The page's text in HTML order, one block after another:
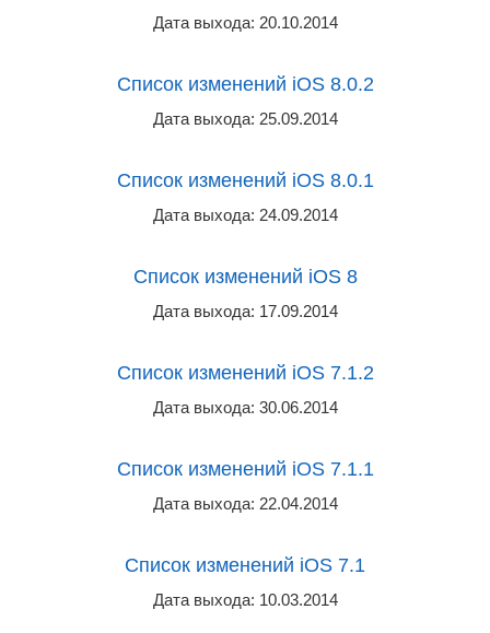
Дата выхода: 20.10.2014
Список изменений iOS 8.0.2
Дата выхода: 25.09.2014
Список изменений iOS 8.0.1
Дата выхода: 24.09.2014
Список изменений iOS 8
Дата выхода: 17.09.2014
Список изменений iOS 7.1.2
Дата выхода: 30.06.2014
Список изменений iOS 7.1.1
Дата выхода: 22.04.2014
Список изменений iOS 7.1
Дата выхода: 10.03.2014